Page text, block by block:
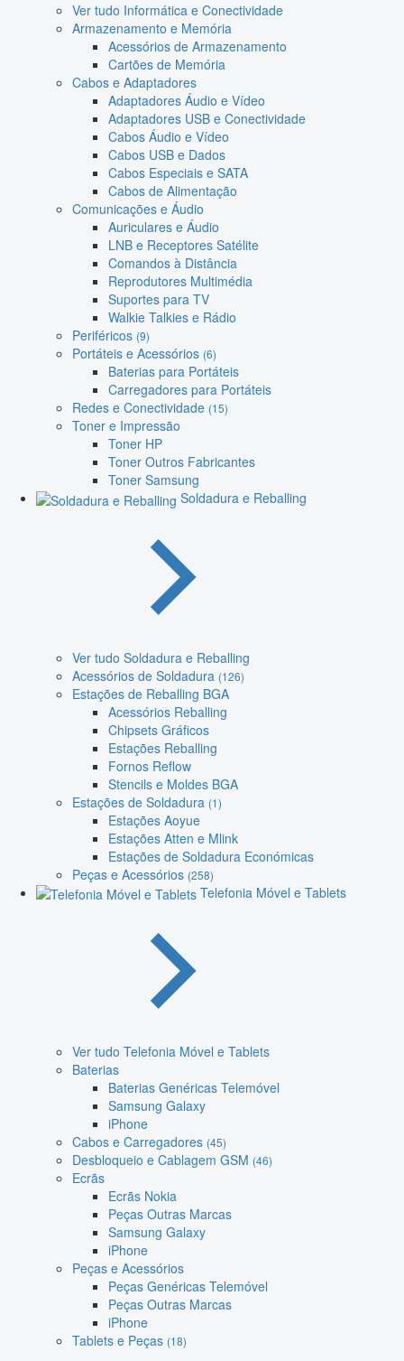
Ver tudo Informática e Conectividade
Armazenamento e Memória
Acessórios de Armazenamento
Cartões de Memória
Cabos e Adaptadores
Adaptadores Áudio e Vídeo
Adaptadores USB e Conectividade
Cabos Áudio e Vídeo
Cabos USB e Dados
Cabos Especiais e SATA
Cabos de Alimentação
Comunicações e Áudio
Auriculares e Áudio
LNB e Receptores Satélite
Comandos à Distância
Reprodutores Multimédia
Suportes para TV
Walkie Talkies e Rádio
Periféricos (9)
Portáteis e Acessórios (6)
Baterias para Portáteis
Carregadores para Portáteis
Redes e Conectividade (15)
Toner e Impressão
Toner HP
Toner Outros Fabricantes
Toner Samsung
Soldadura e Reballing
Ver tudo Soldadura e Reballing
Acessórios de Soldadura (126)
Estações de Reballing BGA
Acessórios Reballing
Chipsets Gráficos
Estações Reballing
Fornos Reflow
Stencils e Moldes BGA
Estações de Soldadura (1)
Estações Aoyue
Estações Atten e Mlink
Estações de Soldadura Económicas
Peças e Acessórios (258)
Telefonia Móvel e Tablets
Ver tudo Telefonia Móvel e Tablets
Baterias
Baterias Genéricas Telemóvel
Samsung Galaxy
iPhone
Cabos e Carregadores (45)
Desbloqueio e Cablagem GSM (46)
Ecrãs
Ecrãs Nokia
Peças Outras Marcas
Samsung Galaxy
iPhone
Peças e Acessórios
Peças Genéricas Telemóvel
Peças Outras Marcas
iPhone
Tablets e Peças (18)